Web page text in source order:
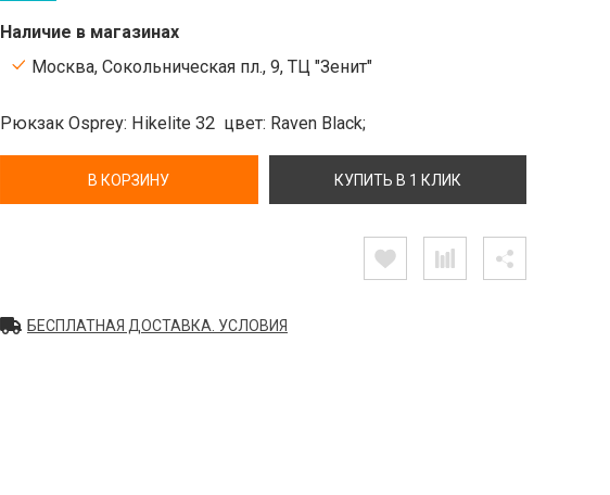
Наличие в магазинах
Москва, Сокольническая пл., 9, ТЦ "Зенит"
Рюкзак Osprey: Hikelite 32 цвет: Raven Black;
В КОРЗИНУ КУПИТЬ В 1 КЛИК
БЕСПЛАТНАЯ ДОСТАВКА. УСЛОВИЯ